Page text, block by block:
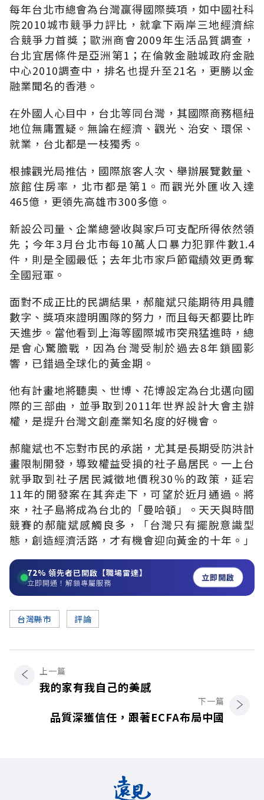
每年台北市總會為台灣贏得國際獎項，如中國社科
院2010城市競爭力評比，就拿下兩岸三地經濟綜
合競爭力首獎；歐洲商會2009年生活品質調查，
台北宜居條件是亞洲第1；在倫敦金融城政府金融
中心2010調查中，排名也提升至21名，更勝以金
融業聞名的香港。
在外國人心目中，台北等同台灣，其國際商務樞紐
地位無庸置疑。無論在經濟、觀光、治安、環保、
就業，台北都是一枝獨秀。
根據觀光局推估，國際旅客人次、舉辦展覽數量、
旅館住房率，北市都是第1。而觀光外匯收入達
465億，更領先高雄市300多億。
新設公司量、企業總營收與家戶可支配所得依然領
先；今年3月台北市每10萬人口暴力犯罪件數1.4
件，則是全國最低；去年北市家戶節電績效更勇奪
全國冠軍。
面對不成正比的民調結果，郝龍斌只能期待用具體
數字、獎項來證明團隊的努力，而且每天都要比昨
天進步。當他看到上海等國際城市突飛猛進時，總
是會心驚膽戰，因為台灣受制於過去8年鎖國影
響，已錯過全球化的黃金期。
他有計畫地將聽奧、世博、花博設定為台北邁向國
際的三部曲，並爭取到2011年世界設計大會主辦
權，是提升台灣文創產業知名度的好機會。
郝龍斌也不忘對市民的承諾，尤其是長期受防洪計
畫限制開發，導致權益受損的社子島居民。一上台
就爭取到社子居民減徵地價稅30％的政策，延宕
11年的開發案在其奔走下，可望於近月通過。將
來，社子島將成為台北的「曼哈頓」。天天與時間
競賽的郝龍斌感觸良多，「台灣只有擺脫意識型
態，創造經濟活路，才有機會迎向黃金的十年。」
72% 領先者已開啟【職場雷達】
立即開通！解鎖專屬服務 立即開啟
台灣縣市 評論
上一篇
我的家有我自己的美感
下一篇
品質深獲信任，跟著ECFA布局中國